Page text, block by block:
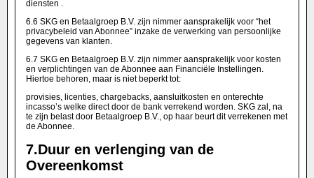
diensten .
6.6 SKG en Betaalgroep B.V. zijn nimmer aansprakelijk voor “het
privacybeleid van Abonnee” inzake de verwerking van persoonlijke
gegevens van klanten.
6.7 SKG en Betaalgroep B.V. zijn nimmer aansprakelijk voor kosten
en verplichtingen van de Abonnee aan Financiële Instellingen.
Hiertoe behoren, maar is niet beperkt tot:
provisies, licenties, chargebacks, aansluitkosten en onterechte
incasso’s welke direct door de bank verrekend worden. SKG zal, na
te zijn belast door Betaalgroep B.V., op haar beurt dit verrekenen met
de Abonnee.
7.Duur en verlenging van de
Overeenkomst